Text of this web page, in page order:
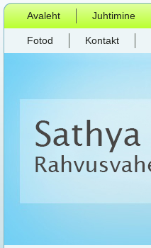
Avaleht Juhtimine
Fotod Kontakt